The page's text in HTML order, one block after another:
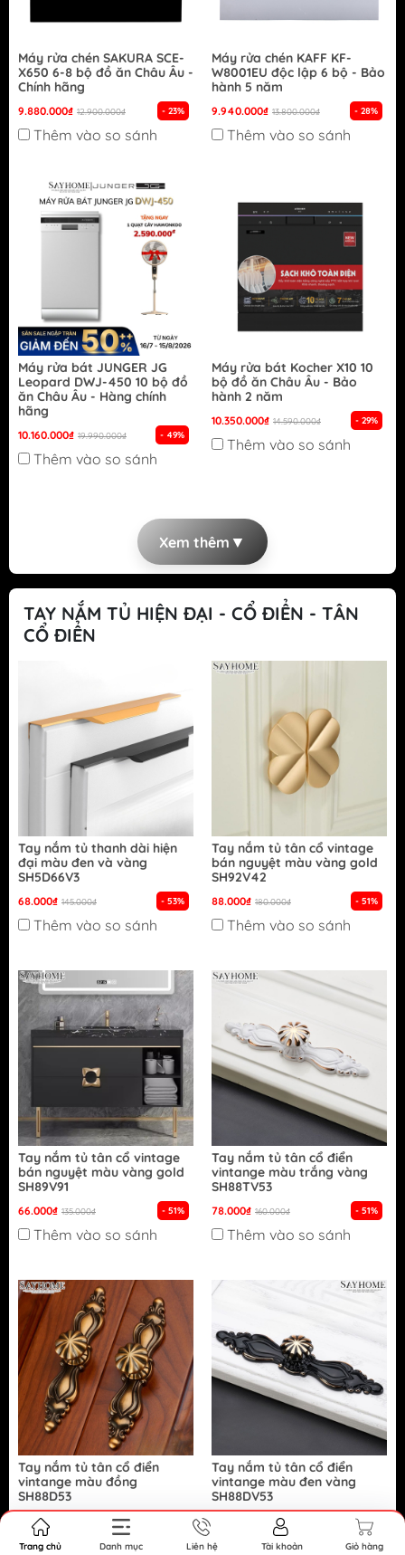
Máy rửa chén SAKURA SCE-
X650 6-8 bộ đồ ăn Châu Âu -
Chính hãng
9.880.000₫ 12.900.000₫ - 23%
Thêm vào so sánh
Máy rửa chén KAFF KF-
W8001EU độc lập 6 bộ - Bảo
hành 5 năm
9.940.000₫ 13.800.000₫ - 28%
Thêm vào so sánh
Máy rửa bát JUNGER JG
Leopard DWJ-450 10 bộ đồ
ăn Châu Âu - Hàng chính
hãng
10.160.000₫ 19.990.000₫ - 49%
Thêm vào so sánh
Máy rửa bát Kocher X10 10
bộ đồ ăn Châu Âu - Bảo
hành 2 năm
10.350.000₫ 14.590.000₫ - 29%
Thêm vào so sánh
Xem thêm ▼
TAY NẮM TỦ HIỆN ĐẠI - CỔ ĐIỂN - TÂN
CỔ ĐIỂN
Tay nắm tủ thanh dài hiện
đại màu đen và vàng
SH5D66V3
68.000₫ 145.000₫ - 53%
Thêm vào so sánh
Tay nắm tủ tân cổ vintage
bán nguyệt màu vàng gold
SH92V42
88.000₫ 180.000₫ - 51%
Thêm vào so sánh
Tay nắm tủ tân cổ vintage
bán nguyệt màu vàng gold
SH89V91
66.000₫ 135.000₫ - 51%
Thêm vào so sánh
Tay nắm tủ tân cổ điển
vintange màu trắng vàng
SH88TV53
78.000₫ 160.000₫ - 51%
Thêm vào so sánh
Tay nắm tủ tân cổ điển
vintange màu đồng
SH88D53
86.000₫
Thêm vào so sánh
Tay nắm tủ tân cổ điển
vintange màu đen vàng
SH88DV53
160.000₫ - 51%
Thêm vào so sánh
Trang chủ Danh mục Liên hệ Tài khoản Giỏ hàng